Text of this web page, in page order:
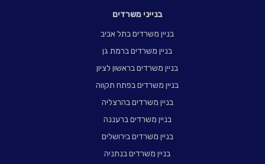
בנייני משרדים
בניין משרדים בתל אביב
בניין משרדים ברמת גן
בניין משרדים בראשון לציון
בניין משרדים בפתח תקווה
בניין משרדים בהרצליה
בניין משרדים ברעננה
בניין משרדים בירושלים
בניין משרדים בנתניה